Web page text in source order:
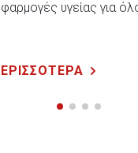
υγείας για